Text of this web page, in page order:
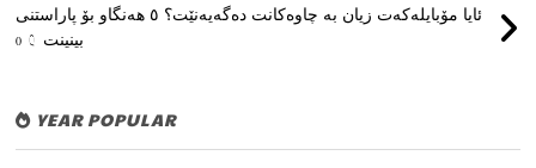
ئایا مۆبایلەکەت زیان بە چاوەکانت دەگەیەنێت؟ ٥ هەنگاو بۆ پاراستنی
بینینت
YEAR POPULAR